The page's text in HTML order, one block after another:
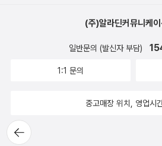
뒤로가
기
(주)알라딘커뮤니케이
일반문의 (발신자 부담)
1:1 문의
중고매장 위치, 영업시